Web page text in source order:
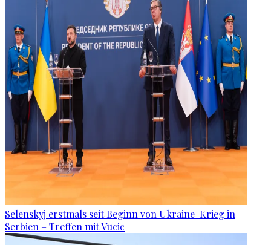
Selenskyj erstmals seit Beginn von Ukraine-Krieg in
Serbien – Treffen mit Vucic